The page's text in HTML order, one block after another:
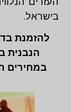
בישראל.
להזמנת
הנבנית
במחירים